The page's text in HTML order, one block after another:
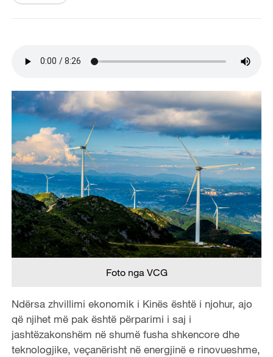
Foto nga VCG
Ndërsa zhvillimi ekonomik i Kinës është i njohur, ajo
që njihet më pak është përparimi i saj i
jashtëzakonshëm në shumë fusha shkencore dhe
teknologjike, veçanërisht në energjinë e rinovueshme,